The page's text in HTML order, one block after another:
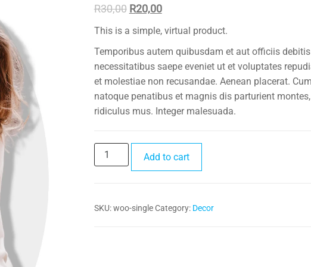
R30,00 Original
price
R30,00.
R20,00Current
price
R20,00.
This is a simple, virtual product.
Temporibus autem quibusdam et aut officiis
necessitatibus saepe eveniet ut et voluptates
et molestiae non recusandae. Aenean placerat.
natoque penatibus et magnis dis parturient
ridiculus mus. Integer malesuada.
Single
quantity
Add to cart
SKU:woo-single Category: Decor